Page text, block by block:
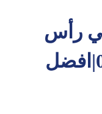
رأس
الخيمة |0544026642|افضل